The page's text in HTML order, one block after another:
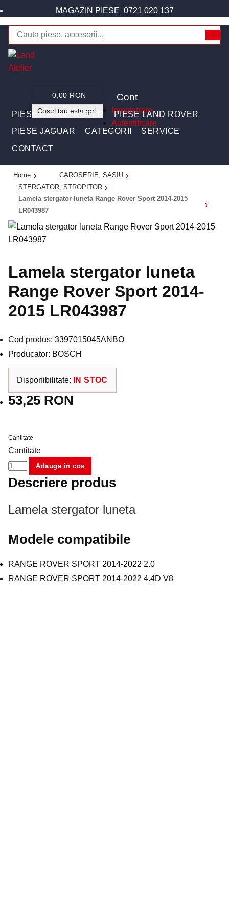
MAGAZIN PIESE 0721 020 137
Cont
Inregistrare
Autentificare
0,00 RON
Cosul tau este gol.
PIESE RANGE ROVER
PIESE LAND ROVER
PIESE JAGUAR
CATEGORII
SERVICE
CONTACT
Home
CAROSERIE, SASIU
STERGATOR, STROPITOR
Lamela stergator luneta Range Rover Sport 2014-2015
LR043987
Lamela stergator luneta
Range Rover Sport 2014-
2015 LR043987
Cod produs: 3397015045ANBO
Producator: BOSCH
Disponibilitate: IN STOC
53,25 RON
Cantitate
Cantitate
Adauga in cos
Descriere produs
Lamela stergator luneta
Modele compatibile
RANGE ROVER SPORT 2014-2022 2.0
RANGE ROVER SPORT 2014-2022 4.4D V8